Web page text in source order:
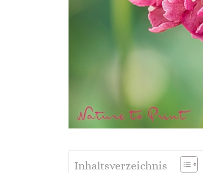
Inhaltsverzeichnis